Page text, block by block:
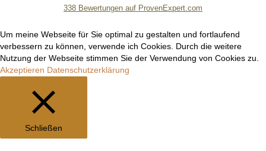
Manuel Epli
338 Bewertungen auf ProvenExpert.com
Um meine Webseite für Sie optimal zu gestalten und fortlaufend
verbessern zu können, verwende ich Cookies. Durch die weitere
Nutzung der Webseite stimmen Sie der Verwendung von Cookies zu.
Akzeptieren Datenschutzerklärung
Schließen